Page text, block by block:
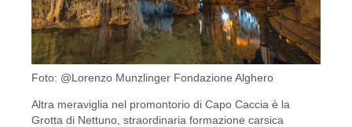
Foto: @Lorenzo Munzlinger Fondazione Alghero
Altra meraviglia nel promontorio di Capo Caccia è la
Grotta di Nettuno, straordinaria formazione carsica